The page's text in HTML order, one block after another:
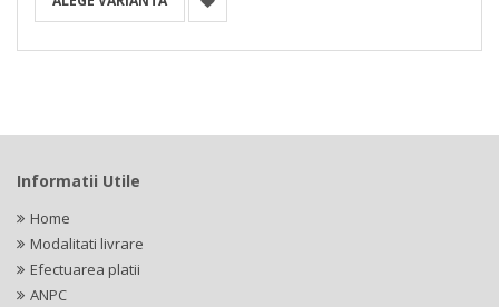
Informatii Utile
Home
Modalitati livrare
Efectuarea platii
ANPC